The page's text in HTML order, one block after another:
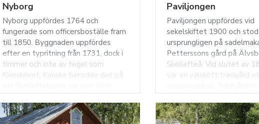
Nyborg
Nyborg uppfördes 1764 och
fungerade som officersboställe fram
till 1850. Byggnaden uppfördes
efter en typritning från 1731, dock i
timmer och inte av tegel som
föreskrivet. Kanske berodde det på
stenbyggnadskonsten. Byggnaden
har ett s.k. säteritak som ger det en
Paviljongen
Paviljongen uppfördes vid
sekelskiftet 1900 och stod
ursprungligen på
Petterssons gård på
Skellefteå. Vid slutet av
var en välskött trädgård
beskådas från
sittplatser som bersåer